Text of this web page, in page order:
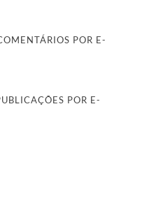
POR E-
POR E-